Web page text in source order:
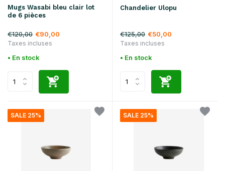
Mugs Wasabi bleu clair lot
de 6 pièces
€120,00 €90,00
Taxes incluses
• En stock
Chandelier Ulopu
€125,00 €50,00
Taxes incluses
• En stock
SALE 25% SALE 25%